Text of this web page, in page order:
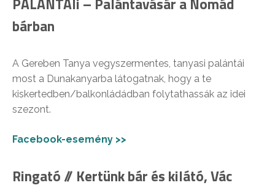
bárban
A Gereben Tanya vegyszermentes, tanyasi palántái
most a Dunakanyarba látogatnak, hogy a te
kiskertedben/balkonládádban folytathassák az idei
szezont.
Facebook-esemény >>
Ringató // Kertünk bár és kilátó, Vác